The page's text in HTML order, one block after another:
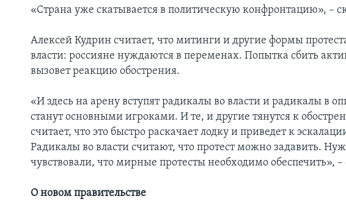
«Страна уже скатывается в политическую конфронтацию», –
Алексей Кудрин считает, что митинги и другие формы
власти: россияне нуждаются в переменах. Попытка сбить
вызовет реакцию обострения.
«И здесь на арену вступят радикалы во власти и радикалы в
станут основными игроками. И те, и другие тянутся к
считает, что это быстро раскачает лодку и приведет к
Радикалы во власти считают, что протест можно задавить.
чувствовали, что мирные протесты необходимо обеспечить», –
О новом правительстве